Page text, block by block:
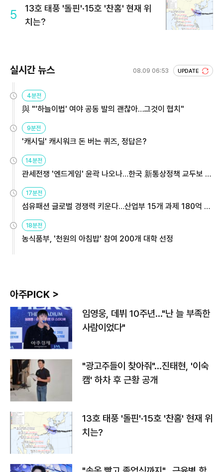
5
13호 태풍 '돌핀'·15호 '찬홈' 현재 위
치는?
실시간 뉴스 08.09 06:53 UPDATE
4분전
與 "'하늘이법' 여야 공동 발의 괜찮아…그것이 협치"
9분전
'캐시딜' 캐시워크 돈 버는 퀴즈, 정답은?
14분전
관세전쟁 '엔드게임' 윤곽 나오나…한국 新통상정책 교두보 활
17분전
섬유패션 글로벌 경쟁력 키운다…산업부 15개 과제 180억 지
18분전
농식품부, '천원의 아침밥' 참여 200개 대학 선정
아주PICK >
임영웅, 데뷔 10주년…"난 늘 부족한
사람이었다"
"광고주들이 찾아줘"…진태현, '이숙
캠' 하차 후 근황 공개
13호 태풍 '돌핀'·15호 '찬홈' 현재 위
치는?